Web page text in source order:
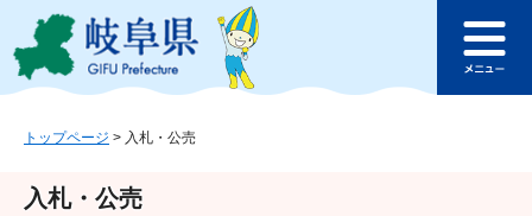
ジ
ュ
このページの本文へ
ュ
トップページ > 入札・公売
入札・公売